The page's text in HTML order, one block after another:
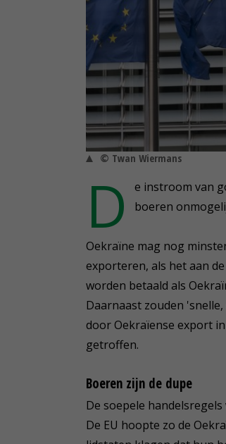
© Twan Wiermans
D
e instroom van
boeren
Oekraïne mag nog
exporteren, als het aan
worden betaald als
Daarnaast zouden
door Oekraïense export
getroffen.
Boeren zijn de dupe
De soepele
De EU hoopte zo de